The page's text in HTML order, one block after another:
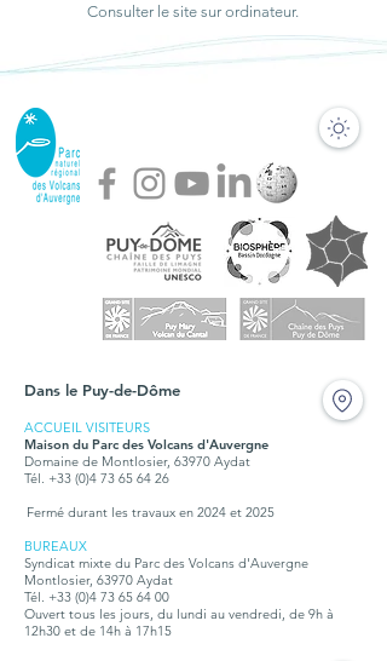
Consulter le site sur ordinateur.
Dans le Puy-de-Dôme
ACCUEIL VISITEURS
Maison du Parc des Volcans d'Auvergne
Domaine de Montlosier, 63970 Aydat
Tél. +33 (0)4 73 65 64 26
Fermé durant les travaux en 2024 et 2025
BUREAUX
Syndicat mixte du Parc des Volcans d'Auvergne
Montlosier, 63970 Aydat
Tél. +33 (0)4 73 65 64 00
Ouvert tous les jours, du lundi au vendredi, de 9h à
12h30 et de 14h à 17h15